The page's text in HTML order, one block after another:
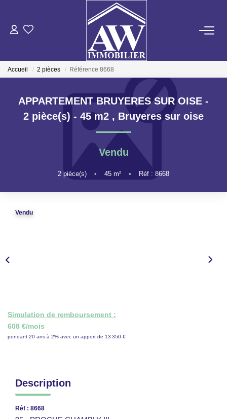
ACHETER
LOUER
ESTIMER
GESTION LOCATIVE
NOS AGENCES
Accueil 2 pièces Référence 8668
APPARTEMENT BRUYERES SUR OISE -
2 pièce(s) - 45 m2 , Bruyeres sur oise
Vendu
2 pièce(s) • 45 m² • Réf : 8668
Vendu
Simulation de remboursement :
608 €/mois
pendant 20 ans à 2% avec un apport de 13 350 €
Description
Réf : 8668